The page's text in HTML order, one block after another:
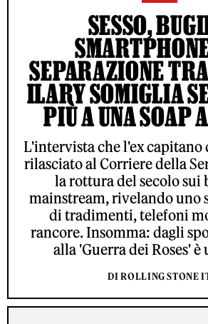
SESSO,
SEPARAZIONE
ILARY SOMIGLIA
PIÙ A UNA SOAP
L'intervista che l'ex capitano
rilasciato al Corriere della
la rottura del secolo sui
mainstream, rivelando uno
di tradimenti, telefoni
rancore. Insomma: dagli
alla 'Guerra dei Roses'
DI ROLLING STONE